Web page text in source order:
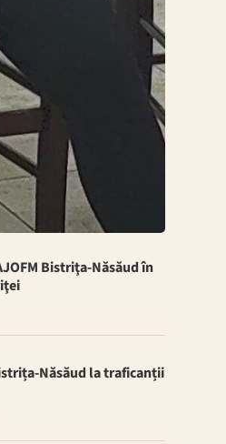
Bistriţa-Năsăud în
Năsăud la traficanții